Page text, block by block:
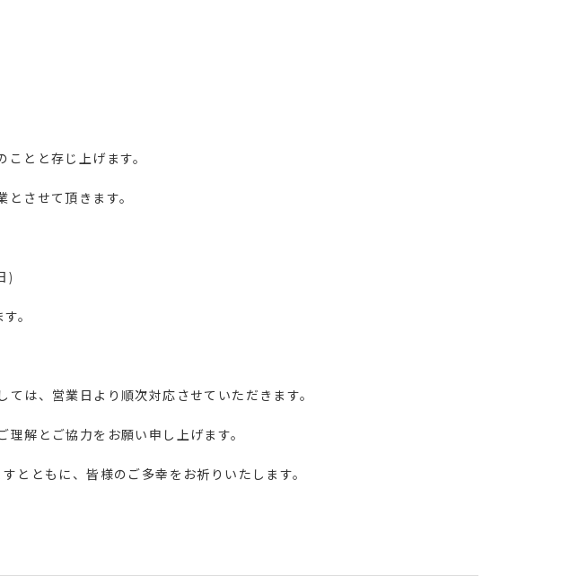
とと存じ上げます。
させて頂きます。
)
。
は、営業日より順次対応させていただきます。
解とご協力をお願い申し上げます。
とともに、皆様のご多幸をお祈りいたします。